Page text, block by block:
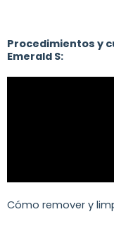
Procedimientos y
Emerald S:
Cómo remover y